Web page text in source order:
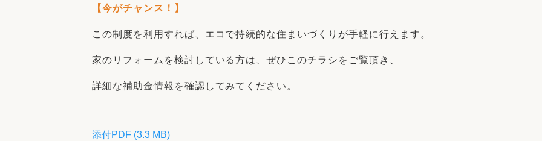
【今がチャンス！】
この制度を利用すれば、エコで持続的な住まいづくりが手軽に行えます。
家のリフォームを検討している方は、ぜひこのチラシをご覧頂き、
詳細な補助金情報を確認してみてください。
添付PDF (3.3 MB)